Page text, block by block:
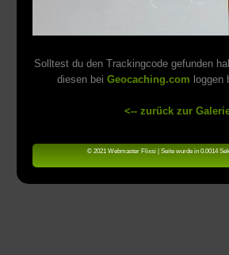
Solltest du den Trackingcode gefunden
diesen bei Geocaching.com loggen
<-- zurück zur
© 2021 Webmaster Flixsi | Seite wurde in 0.0014